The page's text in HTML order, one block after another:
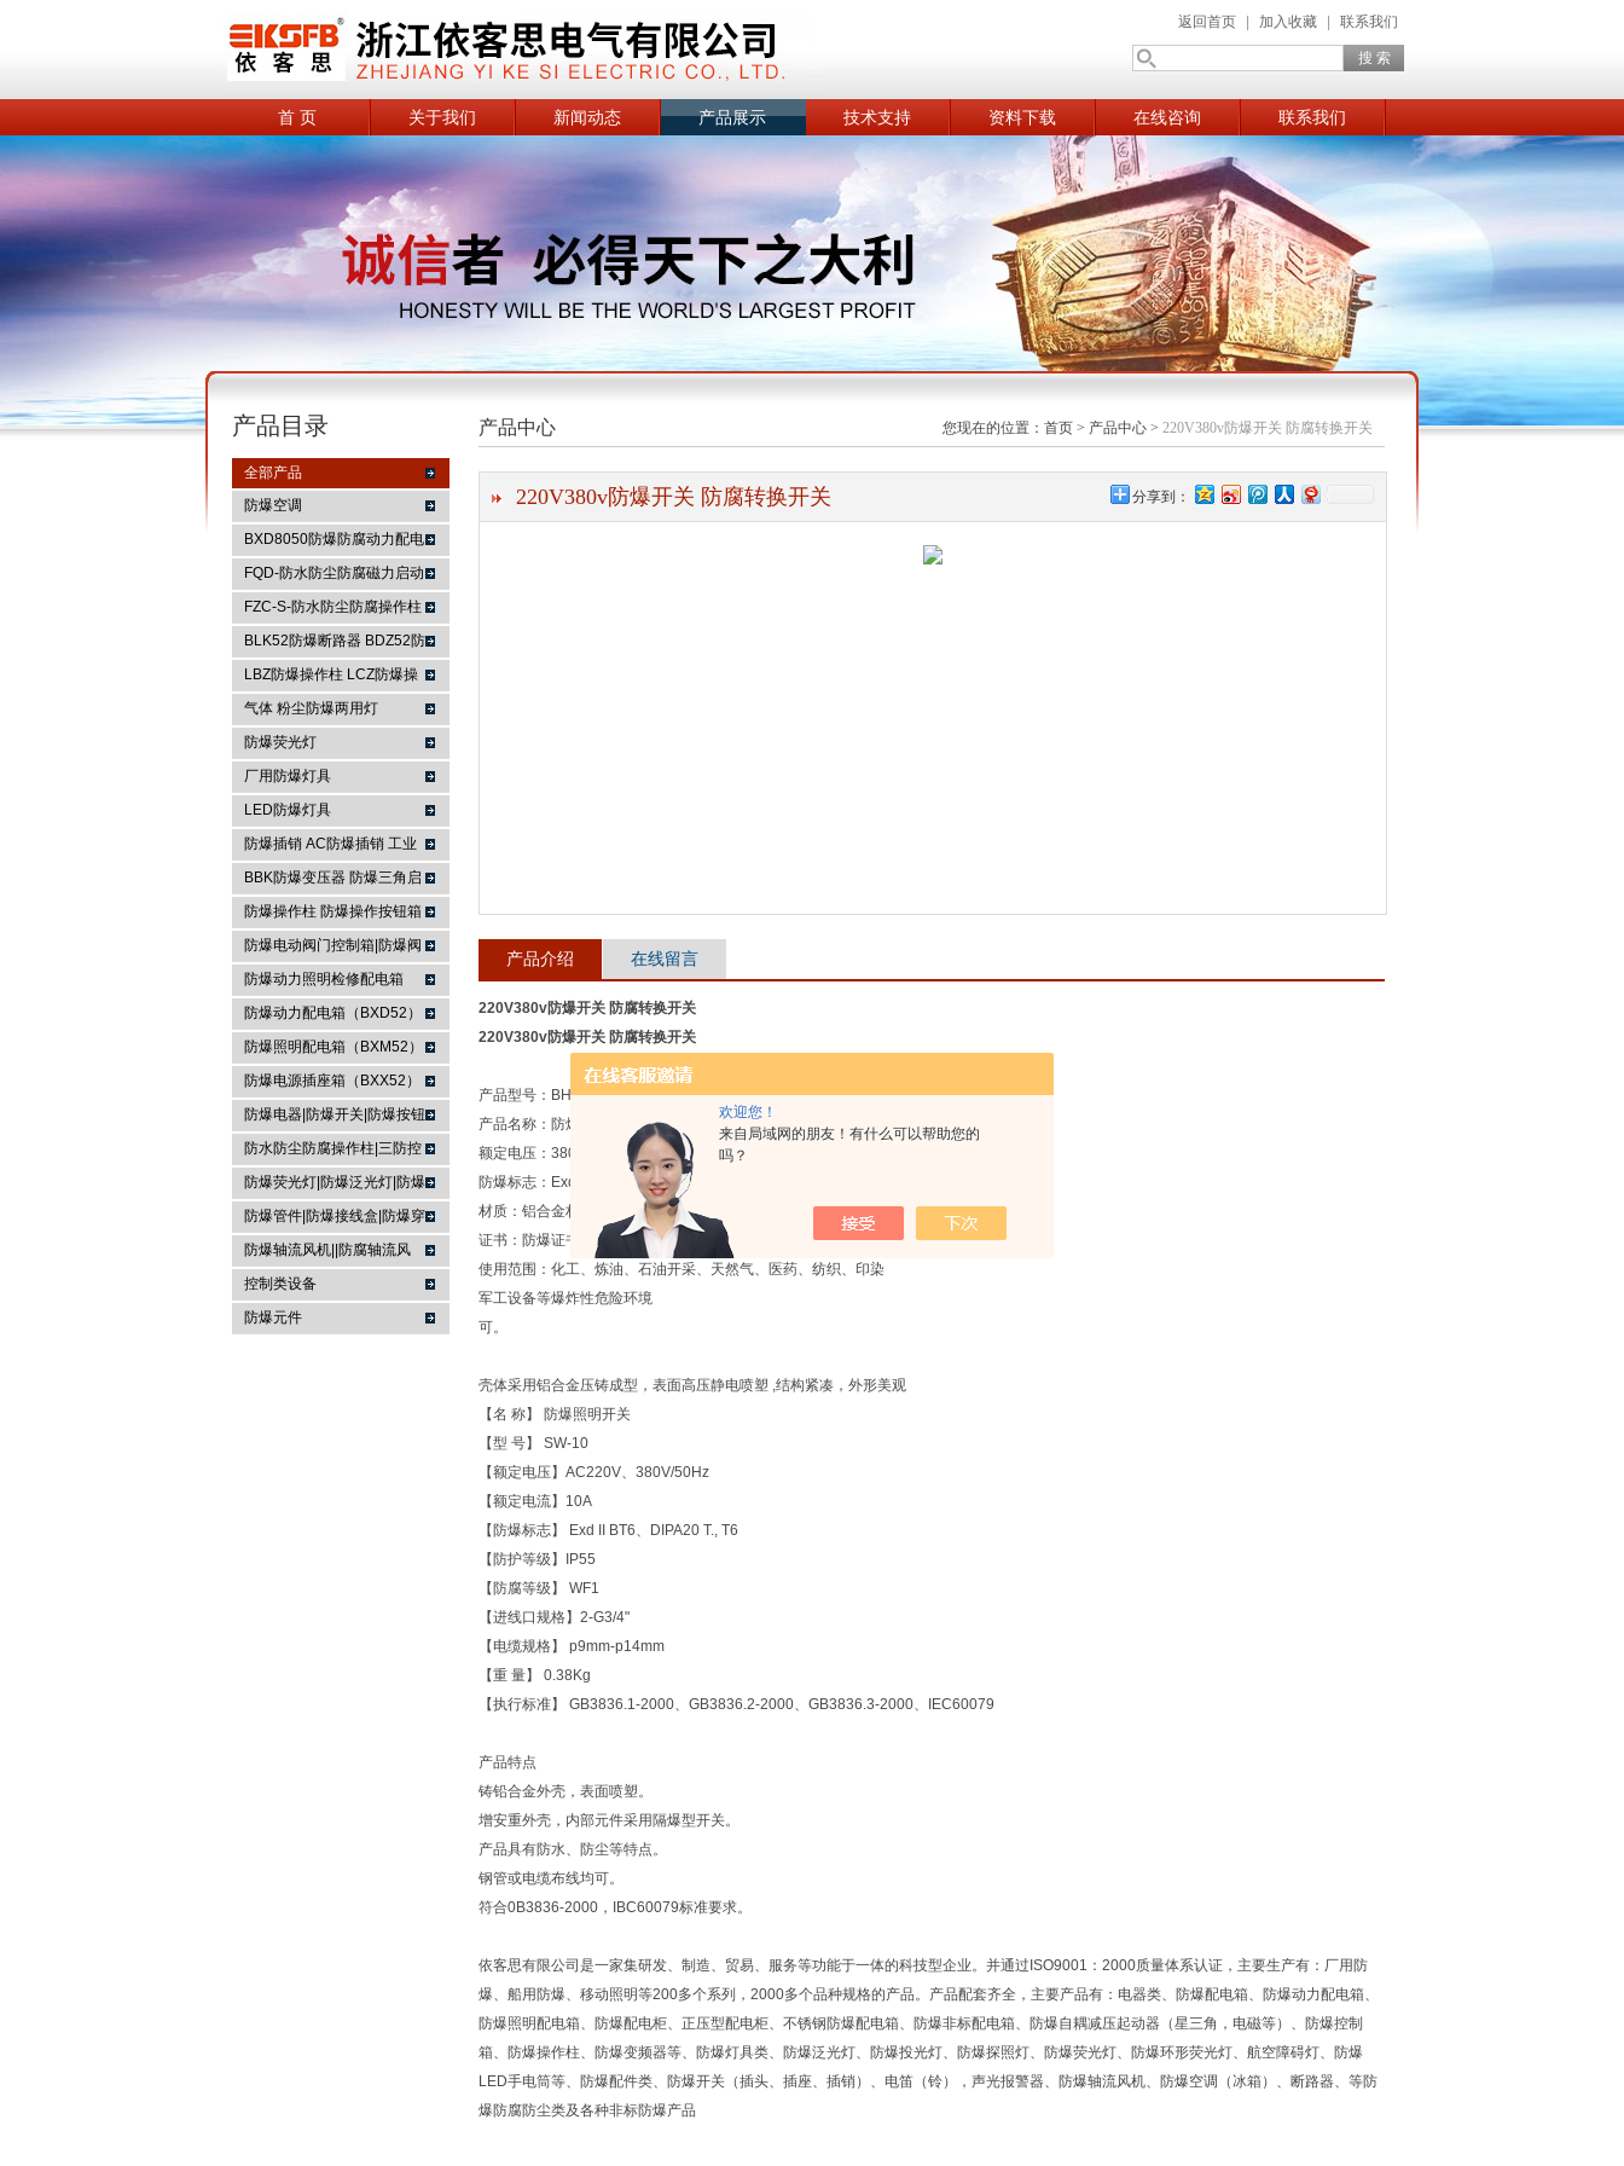
欢迎您！
来自局域网的朋友！有什么可以帮助您的
吗？
浙江依客思电气有限公司
返回首页 加入收藏 联系我们
首 页 关于我们 新闻动态 产品展示 技术支持 资料下载 在线咨询 联系我们
产品目录
全部产品
防爆空调
BXD8050防爆防腐动力配电
箱
FQD-防水防尘防腐磁力启动
器
FZC-S-防水防尘防腐操作柱
FXK-S防水防尘防腐控制箱
BLK52防爆断路器 BDZ52防
爆断路器
LBZ防爆操作柱 LCZ防爆操
作柱
气体 粉尘防爆两用灯
防爆荧光灯
厂用防爆灯具
LED防爆灯具
防爆插销 AC防爆插销 工业
插座 防爆防腐插销装置
BBK防爆变压器 防爆三角启
动器 防爆控制箱
防爆操作柱 防爆操作按钮箱
防爆主令控制器
防爆电动阀门控制箱|防爆阀
门箱
防爆动力照明检修配电箱
防爆动力配电箱（BXD52）
防爆照明配电箱（BXM52）
防爆电源插座箱（BXX52）
防爆电器|防爆开关|防爆按钮
防水防尘防腐操作柱|三防控
制箱|
防爆荧光灯|防爆泛光灯|防爆
投光灯▏防爆应急灯
防爆管件|防爆接线盒|防爆穿
线盒|防爆活接头|防爆挠性管
防爆轴流风机||防腐轴流风
机|防爆排风扇
控制类设备
防爆元件
产品中心 您现在的位置： 首页 > 产品中心 > 220V380v防爆开关 防腐转换开关
220V380v防爆开关 防腐转换开关 分享到：
产品介绍 在线留言
220V380v防爆开关 防腐转换开关
220V380v防爆开关 防腐转换开关
产品型号：BHZ51系列
产品名称：防爆转换开关
额定电压：380V
防爆标志：Exde lIBT5Gb
材质：铝合金材质
证书：防爆证书
使用范围：化工、炼油、石油开采、天然气、医药、纺织、印染
军工设备等爆炸性危险环境
可。
壳体采用铝合金压铸成型，表面高压静电喷塑 ,结构紧凑，外形美观
【名 称】 防爆照明开关
【型 号】 SW-10
【额定电压】AC220V、380V/50Hz
【额定电流】10A
【防爆标志】 Exd II BT6、DIPA20 T., T6
【防护等级】IP55
【防腐等级】 WF1
【进线口规格】2-G3/4"
【电缆规格】 p9mm-p14mm
【重 量】 0.38Kg
【执行标准】 GB3836.1-2000、GB3836.2-2000、GB3836.3-2000、IEC60079
产品特点
铸铅合金外壳，表面喷塑。
增安重外壳，内部元件采用隔爆型开关。
产品具有防水、防尘等特点。
钢管或电缆布线均可。
符合0B3836-2000，IBC60079标准要求。
依客思有限公司是一家集研发、制造、贸易、服务等功能于一体的科技型企业。并通过ISO9001：2000质量体系认证，主要生产有：厂用防
爆、船用防爆、移动照明等200多个系列，2000多个品种规格的产品。产品配套齐全，主要产品有：电器类、防爆配电箱、防爆动力配电箱、
防爆照明配电箱、防爆配电柜、正压型配电柜、不锈钢防爆配电箱、防爆非标配电箱、防爆自耦减压起动器（星三角，电磁等）、防爆控制
箱、防爆操作柱、防爆变频器等、防爆灯具类、防爆泛光灯、防爆投光灯、防爆探照灯、防爆荧光灯、防爆环形荧光灯、航空障碍灯、防爆
LED手电筒等、防爆配件类、防爆开关（插头、插座、插销）、电笛（铃），声光报警器、防爆轴流风机、防爆空调（冰箱）、断路器、等防
爆防腐防尘类及各种非标防爆产品